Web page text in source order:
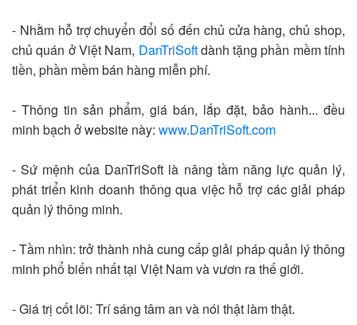
- Nhằm hỗ trợ chuyển đổi số đến chủ cửa hàng, chủ shop,
chủ quán ở Việt Nam, DanTriSoftdành tặng phần mềm tính
tiền, phần mềm bán hàng miễn phí.
- Thông tin sản phẩm, giá bán, lắp đặt, bảo hành... đều
minh bạch ở website này: www.DanTriSoft.com
- Sứ mệnh của DanTriSoft là nâng tầm năng lực quản lý,
phát triển kinh doanh thông qua việc hỗ trợ các giải pháp
quản lý thông minh.
- Tầm nhìn: trở thành nhà cung cấp giải pháp quản lý thông
minh phổ biến nhất tại Việt Nam và vươn ra thế giới.
- Giá trị cốt lõi: Trí sáng tâm an và nói thật làm thật.